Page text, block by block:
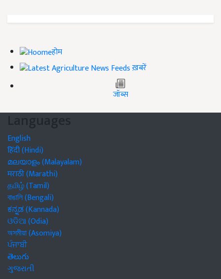
होम
ख़बरें
जॉब्स
Languages
English
हिंदी (Hindi)
മലയാളം (Malayalam)
मराठी (Marathi)
தமிழ் (Tamil)
বাঙালি (Bengali)
ಕನ್ನಡ (Kannada)
ଓଡିଆ (Odia)
অসমীয়া (Asomiya)
ਪੰਜਾਬੀ
తెలుగు
ગુજરાતી